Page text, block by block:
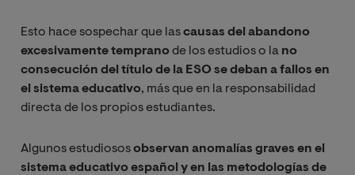
Esto hace sospechar que lascausas del abandono
excesivamente tempranode los estudios o la no
consecución del título de la ESO se deban a fallos en
el sistema educativo, más que en la responsabilidad
directa de los propios estudiantes.
Algunos estudiososobservan anomalías graves en el
sistema educativo español y en las metodologías de